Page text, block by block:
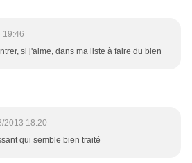
19:46
si j'aime, dans ma liste à faire du bien
2013 18:20
qui semble bien traité